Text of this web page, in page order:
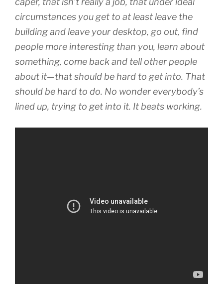
circumstances you get to at least leave the
building and leave your desktop, go out, find
people more interesting than you, learn about
something, come back and tell other people
about it—that should be hard to get into. That
should be hard to do. No wonder everybody’s
lined up, trying to get into it. It beats working.